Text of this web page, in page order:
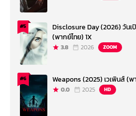
#5
Disclosure Day (2026) วันเ
(พากย์ไทย) 1X
3.8 2026 ZOOM
#6 Weapons (2025) เวเพินส์ (พ
0.0 2025 HD